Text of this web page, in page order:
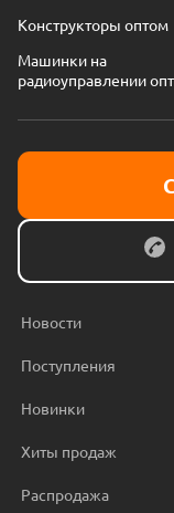
Конструкторы оптом
Машинки на
радиоуправлении
Новости
Поступления
Новинки
Хиты продаж
Распродажа